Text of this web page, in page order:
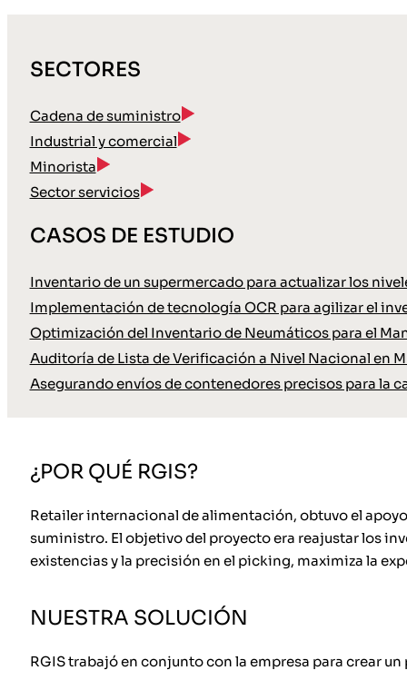
SECTORES
Cadena de suministro
Industrial y comercial
Minorista
Sector servicios
CASOS DE ESTUDIO
Inventario de un supermercado para actualizar los
Implementación de tecnología OCR para agilizar el
Optimización del Inventario de Neumáticos para el
Auditoría de Lista de Verificación a Nivel Nacional en
Asegurando envíos de contenedores precisos para la
¿POR QUÉ RGIS?
Retailer internacional de alimentación, obtuvo el
suministro. El objetivo del proyecto era reajustar los
existencias y la precisión en el picking, maximiza la
NUESTRA SOLUCIÓN
RGIS trabajó en conjunto con la empresa para crear